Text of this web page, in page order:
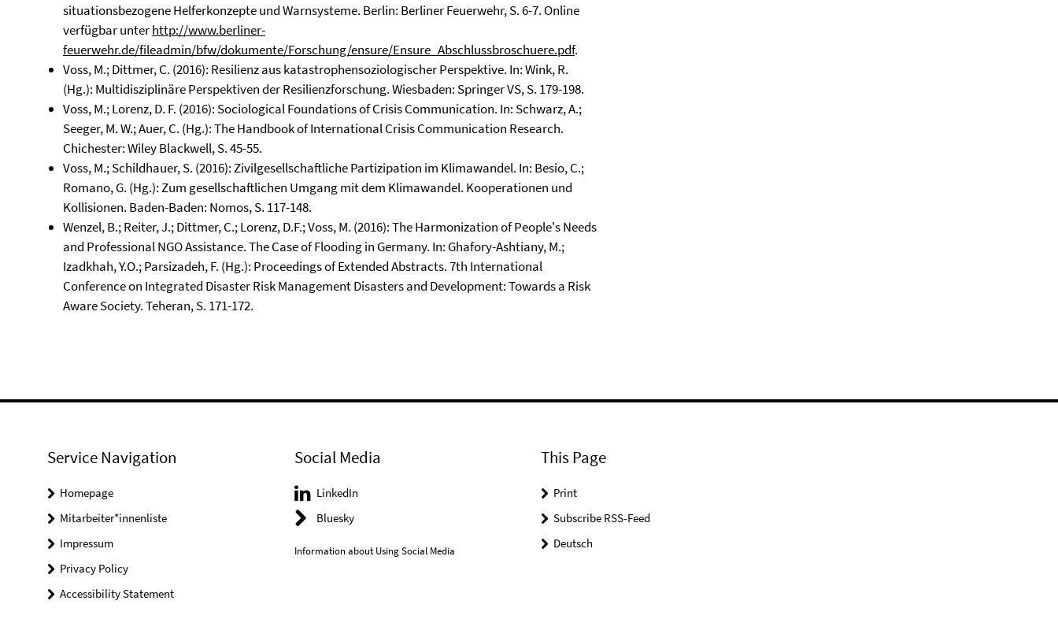
situationsbezogene Helferkonzepte und Warnsysteme. Berlin: Berliner Feuerwehr, S. 6-7. Online
verfügbar unterhttp://www.berliner-
feuerwehr.de/fileadmin/bfw/dokumente/Forschung/ensure/Ensure_Abschlussbroschuere.pdf.
Voss, M.; Dittmer, C. (2016): Resilienz aus katastrophensoziologischer Perspektive. In: Wink, R.
(Hg.): Multidisziplinäre Perspektiven der Resilienzforschung. Wiesbaden: Springer VS, S. 179-198.
Voss, M.; Lorenz, D. F. (2016): Sociological Foundations of Crisis Communication. In: Schwarz, A.;
Seeger, M. W.; Auer, C. (Hg.): The Handbook of International Crisis Communication Research.
Chichester: Wiley Blackwell, S. 45-55.
Voss, M.; Schildhauer, S. (2016): Zivilgesellschaftliche Partizipation im Klimawandel. In: Besio, C.;
Romano, G. (Hg.): Zum gesellschaftlichen Umgang mit dem Klimawandel. Kooperationen und
Kollisionen. Baden-Baden: Nomos, S. 117-148.
Wenzel, B.; Reiter, J.; Dittmer, C.; Lorenz, D.F.; Voss, M. (2016): The Harmonization of People's Needs
and Professional NGO Assistance. The Case of Flooding in Germany. In: Ghafory-Ashtiany, M.;
Izadkhah, Y.O.; Parsizadeh, F. (Hg.): Proceedings of Extended Abstracts. 7th International
Conference on Integrated Disaster Risk Management Disasters and Development: Towards a Risk
Aware Society. Teheran, S. 171-172.
Service Navigation
Homepage
Mitarbeiter*innenliste
Impressum
Privacy Policy
Accessibility Statement
Social Media
LinkedIn
Bluesky
Information about Using Social Media
This Page
Print
Subscribe RSS-Feed
Deutsch